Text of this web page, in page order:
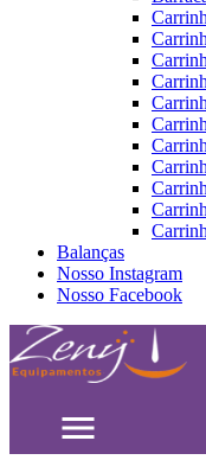
Balanças
Nosso Instagram
Nosso Facebook
menu